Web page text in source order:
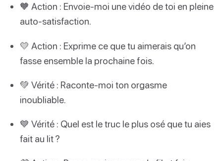
🧡 Action : Envoie-moi une vidéo de toi en pleine
auto-satisfaction.
💛 Action : Exprime ce que tu aimerais qu’on
fasse ensemble la prochaine fois.
💚 Vérité : Raconte-moi ton orgasme
inoubliable.
💙 Vérité : Quel est le truc le plus osé que tu aies
fait au lit ?